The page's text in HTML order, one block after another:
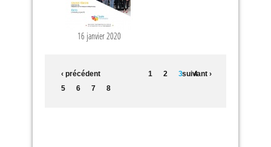
16 janvier 2020
‹ précédent 1 2 3
4
5
6 7 8
suivant ›